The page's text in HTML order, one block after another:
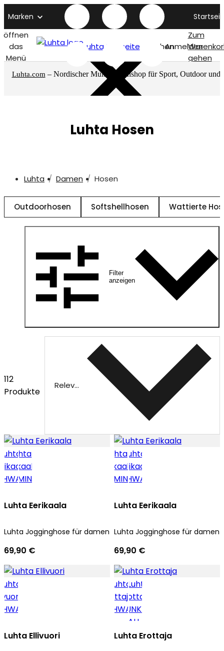
Marken
öffnen
das
Menü
Luhta titelseite SuchenAnmelden
Zum
gehen
Luhta.com – Nordischer Multimarkenshop für Sport, Outdoor und
Luhta Hosen
Luhta Damen Hosen
Outdoorhosen Softshellhosen Wattierte
Filter
anzeigen
112
Produkte
Relevanz
Luhta Eerikaala
Luhta Jogginghose für damen
69,90 €
Luhta Eerikaala
Luhta Jogginghose für damen
69,90 €
Luhta Ellivuori Luhta Erottaja